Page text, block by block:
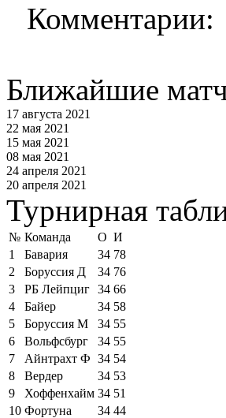
Комментарии:
Ближайшие
17 августа 2021
22 мая 2021
15 мая 2021
08 мая 2021
24 апреля 2021
20 апреля 2021
Турнирная
№ Команда О И
1
Бавария 34 78
2
Боруссия Д 34 76
3
РБ Лейпциг 34 66
4
Байер 34 58
5
Боруссия М 34 55
6
Вольфсбург 34 55
7
Айнтрахт Ф 34 54
8
Вердер 34 53
9
Хоффенхайм 34 51
10 Фортуна 34 44